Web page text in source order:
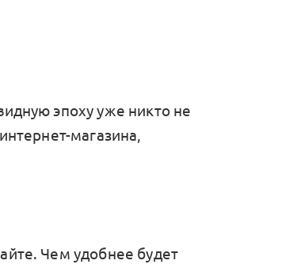
эпоху уже никто не
магазина,
Чем удобнее будет